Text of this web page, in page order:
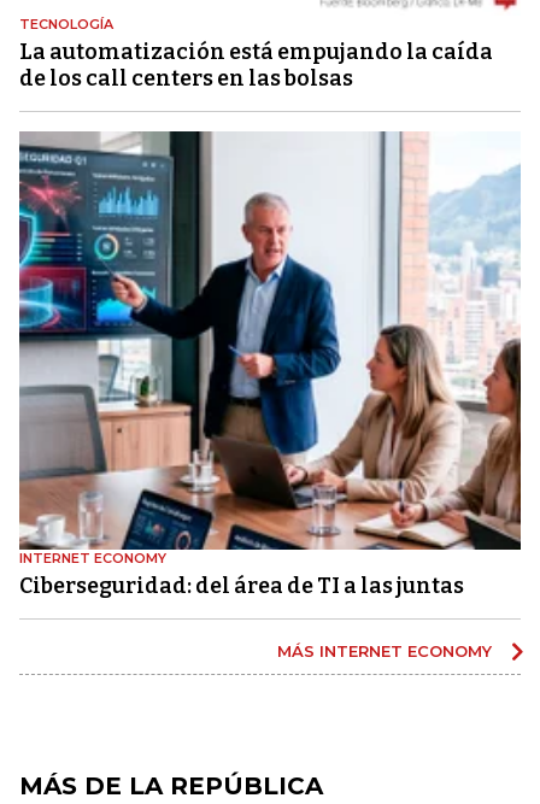
TECNOLOGÍA
La automatización está empujando la caída
de los call centers en las bolsas
INTERNET ECONOMY
Ciberseguridad: del área de TI a las juntas
MÁS INTERNET ECONOMY
MÁS DE LA REPÚBLICA